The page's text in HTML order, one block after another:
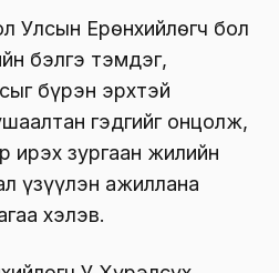
Улсын Ерөнхийлөгч бол
бэлгэ тэмдэг,
бүрэн эрхтэй
гэдгийг онцолж,
ирэх зургаан жилийн
үзүүлэн ажиллана
хэлэв.